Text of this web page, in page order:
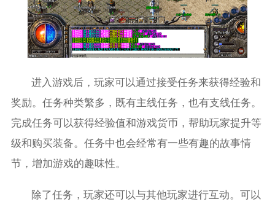
进入游戏后，玩家可以通过接受任务来获得经验和
奖励。任务种类繁多，既有主线任务，也有支线任务。
完成任务可以获得经验值和游戏货币，帮助玩家提升等
级和购买装备。任务中也会经常有一些有趣的故事情
节，增加游戏的趣味性。
除了任务，玩家还可以与其他玩家进行互动。可以